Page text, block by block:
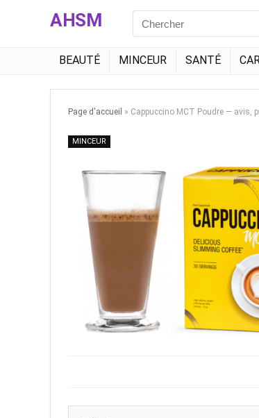
AHSM
Search
for:
BEAUTÉ MINCEUR SANTÉ
Page d'accueil » Cappuccino MCT Poudre — avis,
MINCEUR